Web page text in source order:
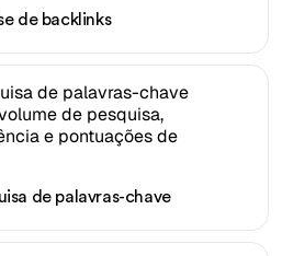
de backlinks
de palavras-chave